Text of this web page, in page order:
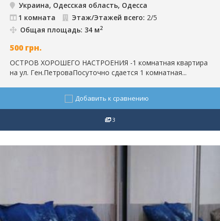
Украина, Одесская область, Одесса
1 комната
Этаж/Этажей всего: 2/5
Общая площадь: 34 м2
500 грн.
ОСТРОВ ХОРОШЕГО НАСТРОЕНИЯ -1 комнатная квартира
на ул. Ген.ПетроваПосуточно сдается 1 комнатная...
Добавить к сравнению
3